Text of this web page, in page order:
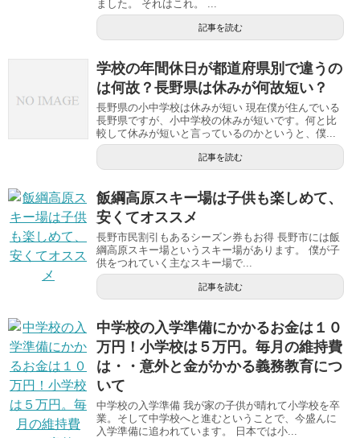
ました。 それはこれ。 ...
記事を読む
学校の年間休日が都道府県別で違うの
は何故？長野県は休みが何故短い？
長野県の小中学校は休みが短い 現在僕が住んでいる
長野県ですが、小中学校の休みが短いです。何と比
較して休みが短いと言っているのかというと、僕...
記事を読む
飯綱高原スキー場は子供も楽しめて、
安くてオススメ
長野市民割引もあるシーズン券もお得 長野市には飯
綱高原スキー場というスキー場があります。 僕が子
供をつれていく主なスキー場で...
記事を読む
中学校の入学準備にかかるお金は１０
万円！小学校は５万円。毎月の維持費
は・・意外と金がかかる義務教育につ
いて
中学校の入学準備 我が家の子供が晴れて小学校を卒
業。そして中学校へと進むということで、今盛んに
入学準備に追われています。 日本では小...